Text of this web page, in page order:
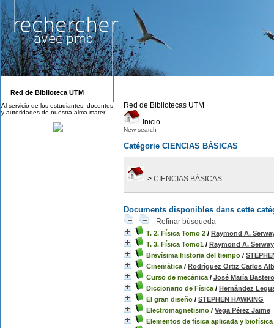
Red de Bibliotecas UTM
Inicio
New search
Catégorie CIENCIAS BÁSICAS
> CIENCIAS BÁSICAS
Documents disponibles dans cette
Refinar búsqueda
T. 2. Física Tomo 2 / Raymond A.
T. 3. Física Tomo1 / Raymond A. Serway
Brevísima historia del tiempo /
Cinemática / Rodríguez Ortiz Carlos
Curso de mecánica / José María
Diccionario de Física / Hernández
El gran diseño / STEPHEN HAWKING
Electromagnetismo / Vega Pérez Jaime
Elementos de física aplicada y biofísica
Red de Biblioteca UTM
Al servicio de los estudiantes, docentes
y autoridades de nuestra alma mater